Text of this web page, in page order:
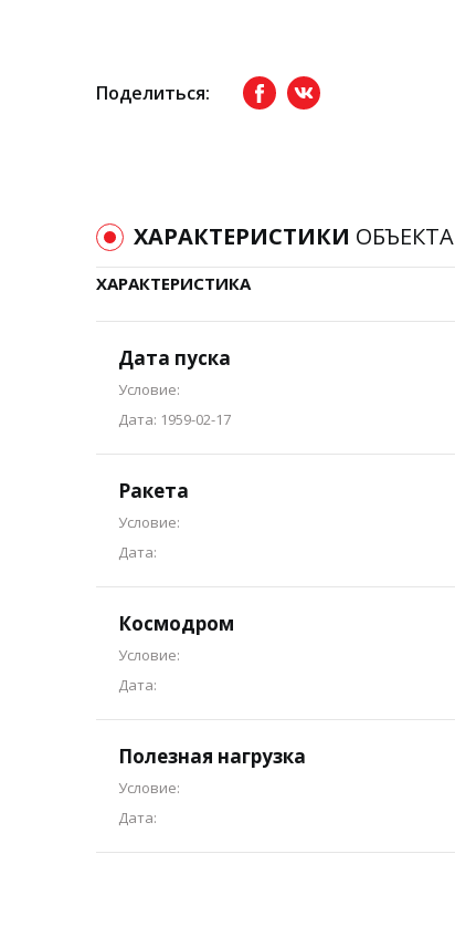
Поделиться: FacebookвКонтакте
ХАРАКТЕРИСТИКИ ОБЪЕКТА
ХАРАКТЕРИСТИКА
Дата пуска
Условие:
Дата: 1959-02-17
Ракета
Условие:
Дата:
Космодром
Условие:
Дата:
Полезная нагрузка
Условие:
Дата: